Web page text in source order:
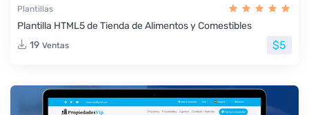
Plantillas
Plantilla HTML5 de Tienda de Alimentos y Comestibles
19 Ventas $5